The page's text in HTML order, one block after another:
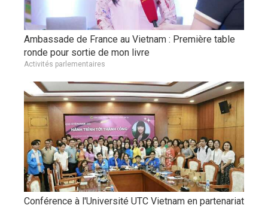
Ambassade de France au Vietnam : Première table
ronde pour sortie de mon livre
Activités parlementaires
Conférence à l'Université UTC Vietnam en partenariat